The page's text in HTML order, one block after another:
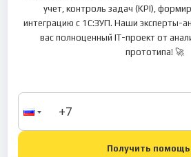
учет, контроль задач (KPI),
интеграцию с 1С:ЗУП. Наши эксперты-
вас полноценный IT-проект от
прототипа! 🚀
Получить помощь